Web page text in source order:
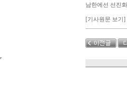
남한에선 선진
[기사원문 보기]